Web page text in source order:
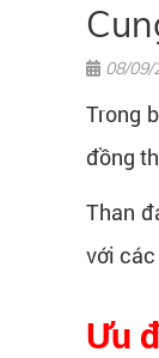
08/09/
Trong
đồng
Than
với
Ưu